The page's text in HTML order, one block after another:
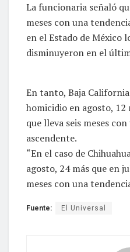
La funcionaria señaló
meses con una
en el Estado de México
disminuyeron en el
En tanto, Baja
homicidio en agosto,
que lleva seis meses
ascendente.
“En el caso de
agosto, 24 más que en
meses con una
Fuente: El Universal